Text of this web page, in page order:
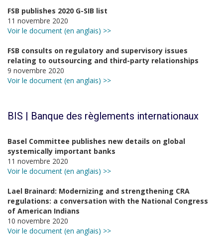
FSB publishes 2020 G-SIB list
11 novembre 2020
Voir le document (en anglais) >>
FSB consults on regulatory and supervisory issues
relating to outsourcing and third-party relationships
9 novembre 2020
Voir le document (en anglais) >>
BIS | Banque des règlements internationaux
Basel Committee publishes new details on global
systemically important banks
11 novembre 2020
Voir le document (en anglais) >>
Lael Brainard: Modernizing and strengthening CRA
regulations: a conversation with the National Congress
of American Indians
10 novembre 2020
Voir le document (en anglais) >>